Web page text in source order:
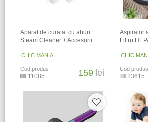
Aparat de curatat cu aburi
Steam Cleaner + Accesorii
CHIC MANIA
Cod produs
11085 159 lei
Aspirator
Filtru
CHIC
Cod produs
23615